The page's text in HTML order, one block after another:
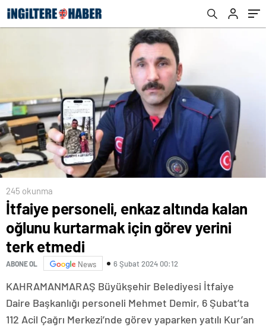
245 okunma
İtfaiye personeli, enkaz altında kalan
oğlunu kurtarmak için görev yerini
terk etmedi
ABONE OL News 6 Şubat 2024 00:12
KAHRAMANMARAŞ Büyükşehir Belediyesi İtfaiye
Daire Başkanlığı personeli Mehmet Demir, 6 Şubat’ta
112 Acil Çağrı Merkezi’nde görev yaparken yatılı Kur’an